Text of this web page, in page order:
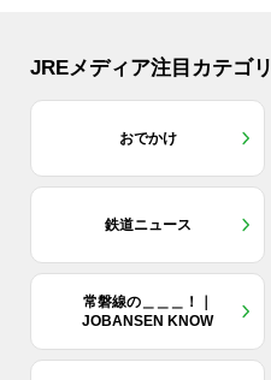
JREメディア注目カテゴリ
おでかけ
鉄道ニュース
常磐線の＿＿＿！｜
JOBANSEN KNOW